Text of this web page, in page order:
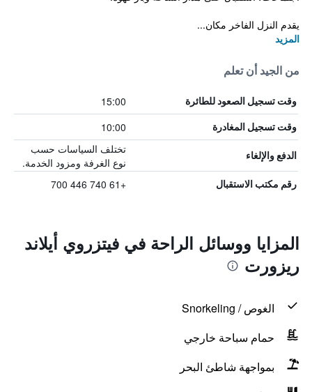
يقدم النزل الفاخر مكان...
المزيد
من الجيد أن تعلم
وقت تسجيل الصعود للطائرة 15:00
وقت تسجيل المغادرة 10:00
الدفع والإلغاء
تختلف السياسات حسب
نوع الغرفة ومزود الخدمة.
رقم مكتب الاستقبال +61 740 446 700
المزايا ووسائل الراحة في فيتزروي أيلاند
ريزورت
الغوص / Snorkeling
حمام سباحة خارجي
بمواجهة شاطئ البحر